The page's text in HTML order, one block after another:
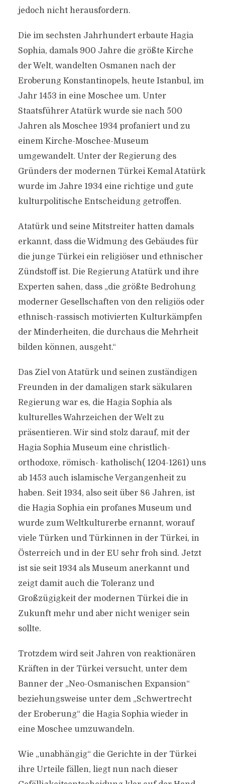
jedoch nicht herausfordern.
Die im sechsten Jahrhundert erbaute Hagia
Sophia, damals 900 Jahre die größte Kirche
der Welt, wandelten Osmanen nach der
Eroberung Konstantinopels, heute Istanbul, im
Jahr 1453 in eine Moschee um. Unter
Staatsführer Atatürk wurde sie nach 500
Jahren als Moschee 1934 profaniert und zu
einem Kirche-Moschee-Museum
umgewandelt. Unter der Regierung des
Gründers der modernen Türkei Kemal Atatürk
wurde im Jahre 1934 eine richtige und gute
kulturpolitische Entscheidung getroffen.
Atatürk und seine Mitstreiter hatten damals
erkannt, dass die Widmung des Gebäudes für
die junge Türkei ein religiöser und ethnischer
Zündstoff ist. Die Regierung Atatürk und ihre
Experten sahen, dass „die größte Bedrohung
moderner Gesellschaften von den religiös oder
ethnisch-rassisch motivierten Kulturkämpfen
der Minderheiten, die durchaus die Mehrheit
bilden können, ausgeht.“
Das Ziel von Atatürk und seinen zuständigen
Freunden in der damaligen stark säkularen
Regierung war es, die Hagia Sophia als
kulturelles Wahrzeichen der Welt zu
präsentieren. Wir sind stolz darauf, mit der
Hagia Sophia Museum eine christlich-
orthodoxe, römisch- katholisch( 1204-1261) uns
ab 1453 auch islamische Vergangenheit zu
haben. Seit 1934, also seit über 86 Jahren, ist
die Hagia Sophia ein profanes Museum und
wurde zum Weltkulturerbe ernannt, worauf
viele Türken und Türkinnen in der Türkei, in
Österreich und in der EU sehr froh sind. Jetzt
ist sie seit 1934 als Museum anerkannt und
zeigt damit auch die Toleranz und
Großzügigkeit der modernen Türkei die in
Zukunft mehr und aber nicht weniger sein
sollte.
Trotzdem wird seit Jahren von reaktionären
Kräften in der Türkei versucht, unter dem
Banner der „Neo-Osmanischen Expansion“
beziehungsweise unter dem „Schwertrecht
der Eroberung“ die Hagia Sophia wieder in
eine Moschee umzuwandeln.
Wie „unabhängig“ die Gerichte in der Türkei
ihre Urteile fällen, liegt nun nach dieser